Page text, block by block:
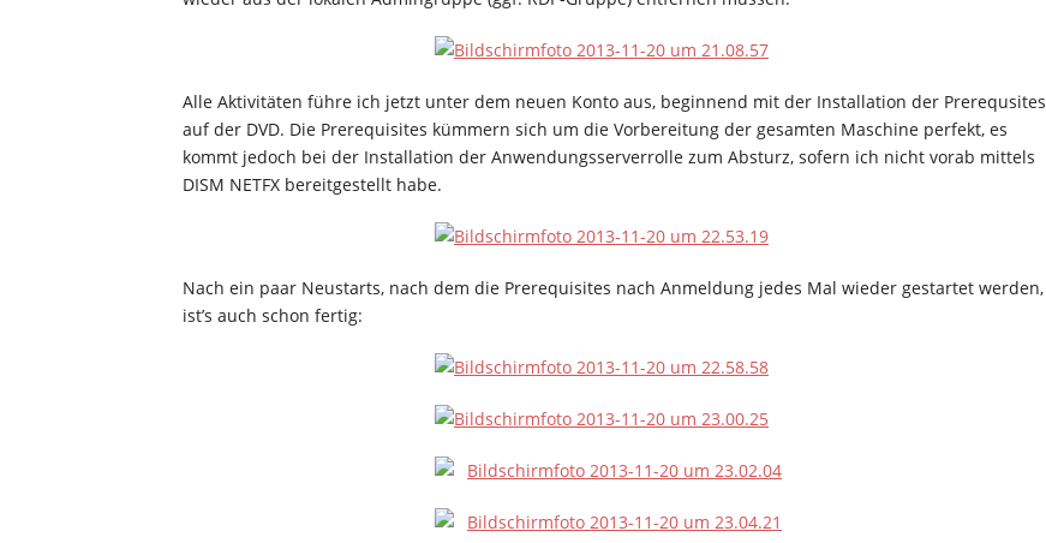
Alle Aktivitäten führe ich jetzt unter dem neuen Konto aus, beginnend mit der Installation der Prerequsites
auf der DVD. Die Prerequisites kümmern sich um die Vorbereitung der gesamten Maschine perfekt, es
kommt jedoch bei der Installation der Anwendungsserverrolle zum Absturz, sofern ich nicht vorab mittels
DISM NETFX bereitgestellt habe.
Nach ein paar Neustarts, nach dem die Prerequisites nach Anmeldung jedes Mal wieder gestartet werden,
ist’s auch schon fertig: